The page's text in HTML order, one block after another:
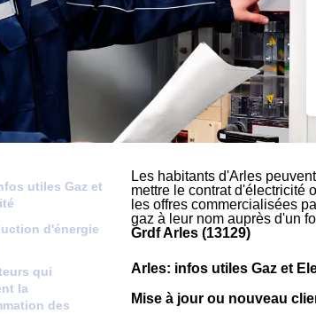
utiles Gaz et
d'énergie
qui
la
des
Les habitants d'Arles
mettre le contrat d'électricité
les offres commercialisées
gaz à leur nom auprès d'un
Grdf Arles (13129)
Arles: infos utiles Gaz et
Mise à jour ou nouveau